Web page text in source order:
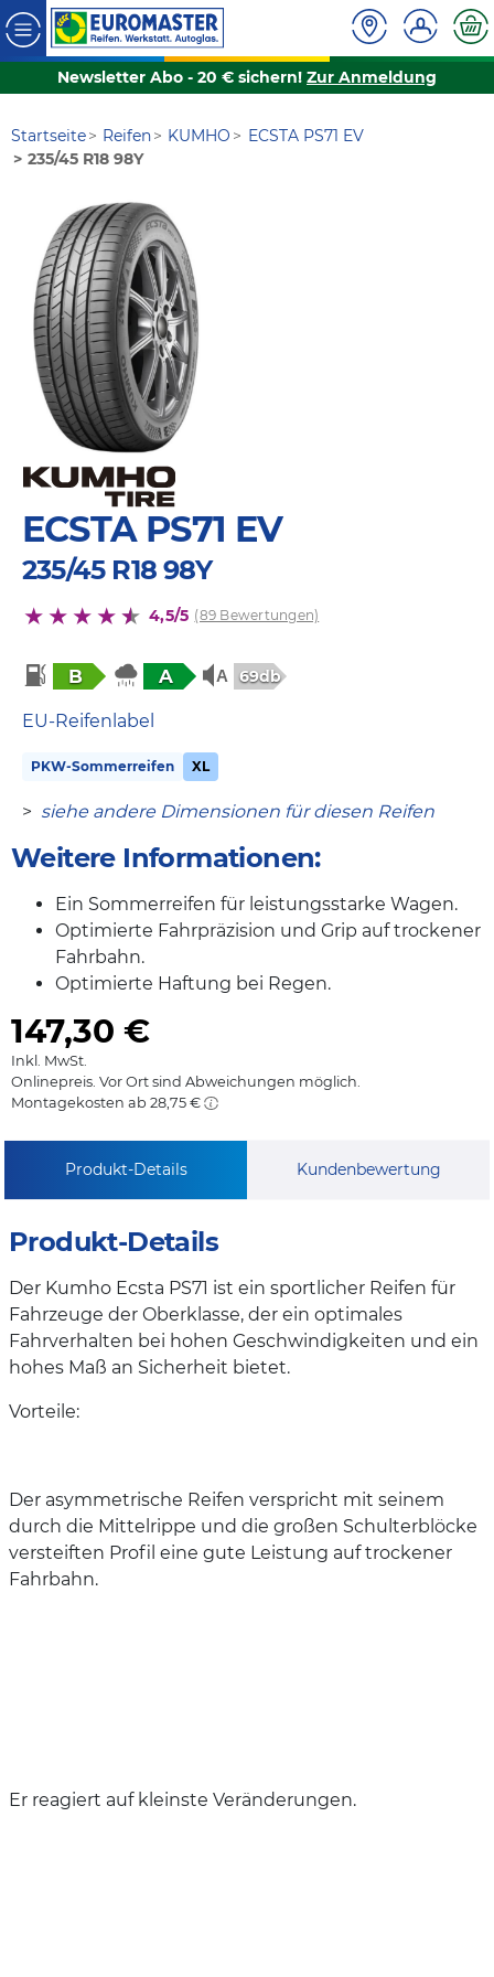
Newsletter Abo - 20 € sichern! Zur Anmeldung
Startseite Reifen KUMHO
ECSTA PS71 EV
235/45 R18 98Y
ECSTA PS71 EV
235/45 R18 98Y
4,5/5 (89 Bewertungen)
B A 69db
EU-Reifenlabel
PKW-Sommerreifen XL
> siehe andere Dimensionen für diesen Reifen
Weitere Informationen:
Ein Sommerreifen für leistungsstarke Wagen.
Optimierte Fahrpräzision und Grip auf trockener
Fahrbahn.
Optimierte Haftung bei Regen.
147,30 €
Inkl. MwSt.
Onlinepreis. Vor Ort sind Abweichungen möglich.
Montagekosten ab 28,75 €
Produkt-Details Kundenbewertung
Produkt-Details
Der Kumho Ecsta PS71 ist ein sportlicher Reifen für
Fahrzeuge der Oberklasse, der ein optimales
Fahrverhalten bei hohen Geschwindigkeiten und ein
hohes Maß an Sicherheit bietet.
Vorteile:
Der asymmetrische Reifen verspricht mit seinem
durch die Mittelrippe und die großen Schulterblöcke
versteiften Profil eine gute Leistung auf trockener
Fahrbahn.
Er reagiert auf kleinste Veränderungen.